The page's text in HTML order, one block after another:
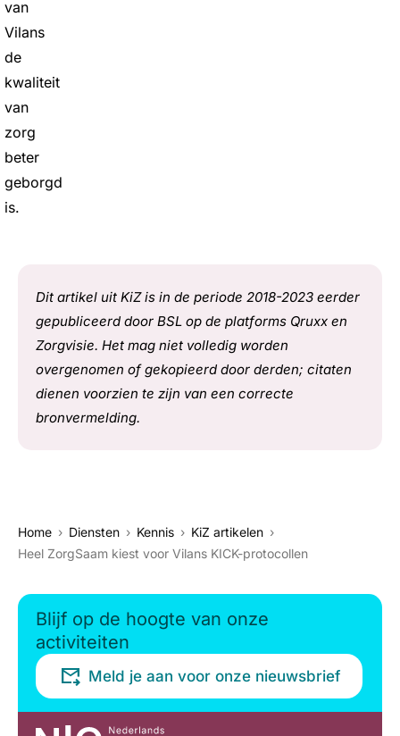
van
Vilans
de
kwaliteit
van
zorg
beter
geborgd
is.
Dit artikel uit KiZ is in de periode 2018-2023 eerder
gepubliceerd door BSL op de platforms Qruxx en
Zorgvisie. Het mag niet volledig worden
overgenomen of gekopieerd door derden; citaten
dienen voorzien te zijn van een correcte
bronvermelding.
Home Diensten Kennis
KiZ artikelen
Heel ZorgSaam kiest voor Vilans KICK-protocollen
Blijf op de hoogte van onze
activiteiten
Meld je aan voor onze nieuwsbrief